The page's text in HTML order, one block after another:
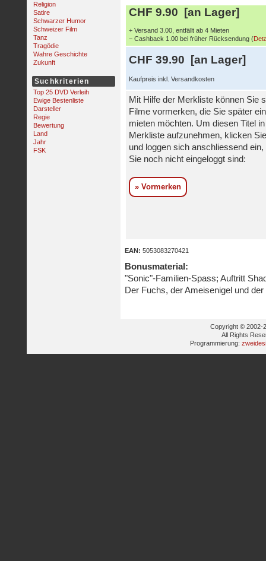
Religion
Satire
Schwarzer Humor
Schweizer Film
Tanz
Tragödie
Wahre Geschichte
Zukunft
Suchkriterien
Top 25 DVD Verleih
Ewige Bestenliste
Darsteller
Regie
Bewertung
Land
Jahr
FSK
CHF 9.90 [an Lager]
+ Versand 3.00, entfällt ab 4 Mieten
− Cashback 1.00 bei früher Rücksendung (
CHF 39.90 [an Lager]
Kaufpreis inkl. Versandkosten
Mit Hilfe der Merkliste können Sie
Filme vormerken, die Sie später
mieten möchten. Um diesen Titel
Merkliste aufzunehmen, klicken
und loggen sich anschliessend ein,
Sie noch nicht eingeloggt sind:
» Vormerken
EAN: 5053083270421
Bonusmaterial:
"Sonic"-Familien-Spass; Auftritt
Der Fuchs, der Ameisenigel und der
Copyright © 2002-
All Rights
Programmierung: